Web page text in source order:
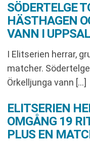
SÖDERTELGE
HÄSTHAGEN
VANN I
I Elitserien herrar,
matcher.
Örkelljunga vann […]
ELITSERIEN
OMGÅNG 19
PLUS EN